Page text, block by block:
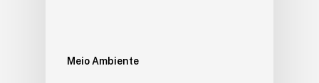
Meio Ambiente